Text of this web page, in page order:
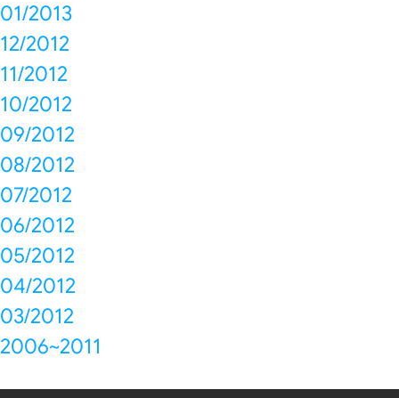
01/2013
12/2012
11/2012
10/2012
09/2012
08/2012
07/2012
06/2012
05/2012
04/2012
03/2012
2006~2011